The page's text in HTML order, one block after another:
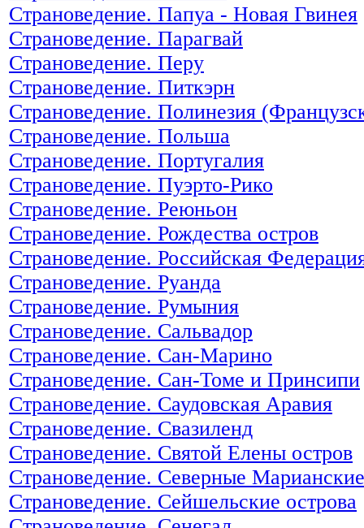
Страноведение. Папуа - Новая Гвинея
Страноведение. Парагвай
Страноведение. Перу
Страноведение. Питкэрн
Страноведение. Полинезия
Страноведение. Польша
Страноведение. Португалия
Страноведение. Пуэрто-Рико
Страноведение. Реюньон
Страноведение. Рождества остров
Страноведение. Российская
Страноведение. Руанда
Страноведение. Румыния
Страноведение. Сальвадор
Страноведение. Сан-Марино
Страноведение. Сан-Томе и Принсипи
Страноведение. Саудовская Аравия
Страноведение. Свазиленд
Страноведение. Святой Елены остров
Страноведение. Северные
Страноведение. Сейшельские острова